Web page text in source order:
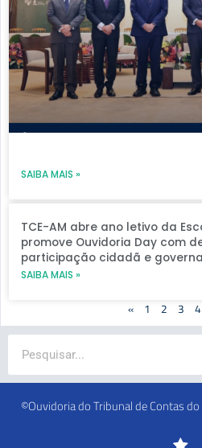
SAIBA MAIS »
TCE-AM abre ano letivo da
promove Ouvidoria Day com
participação cidadã e
SAIBA MAIS »
« 1 2 3 4
©Ouvidoria do Tribunal de Contas